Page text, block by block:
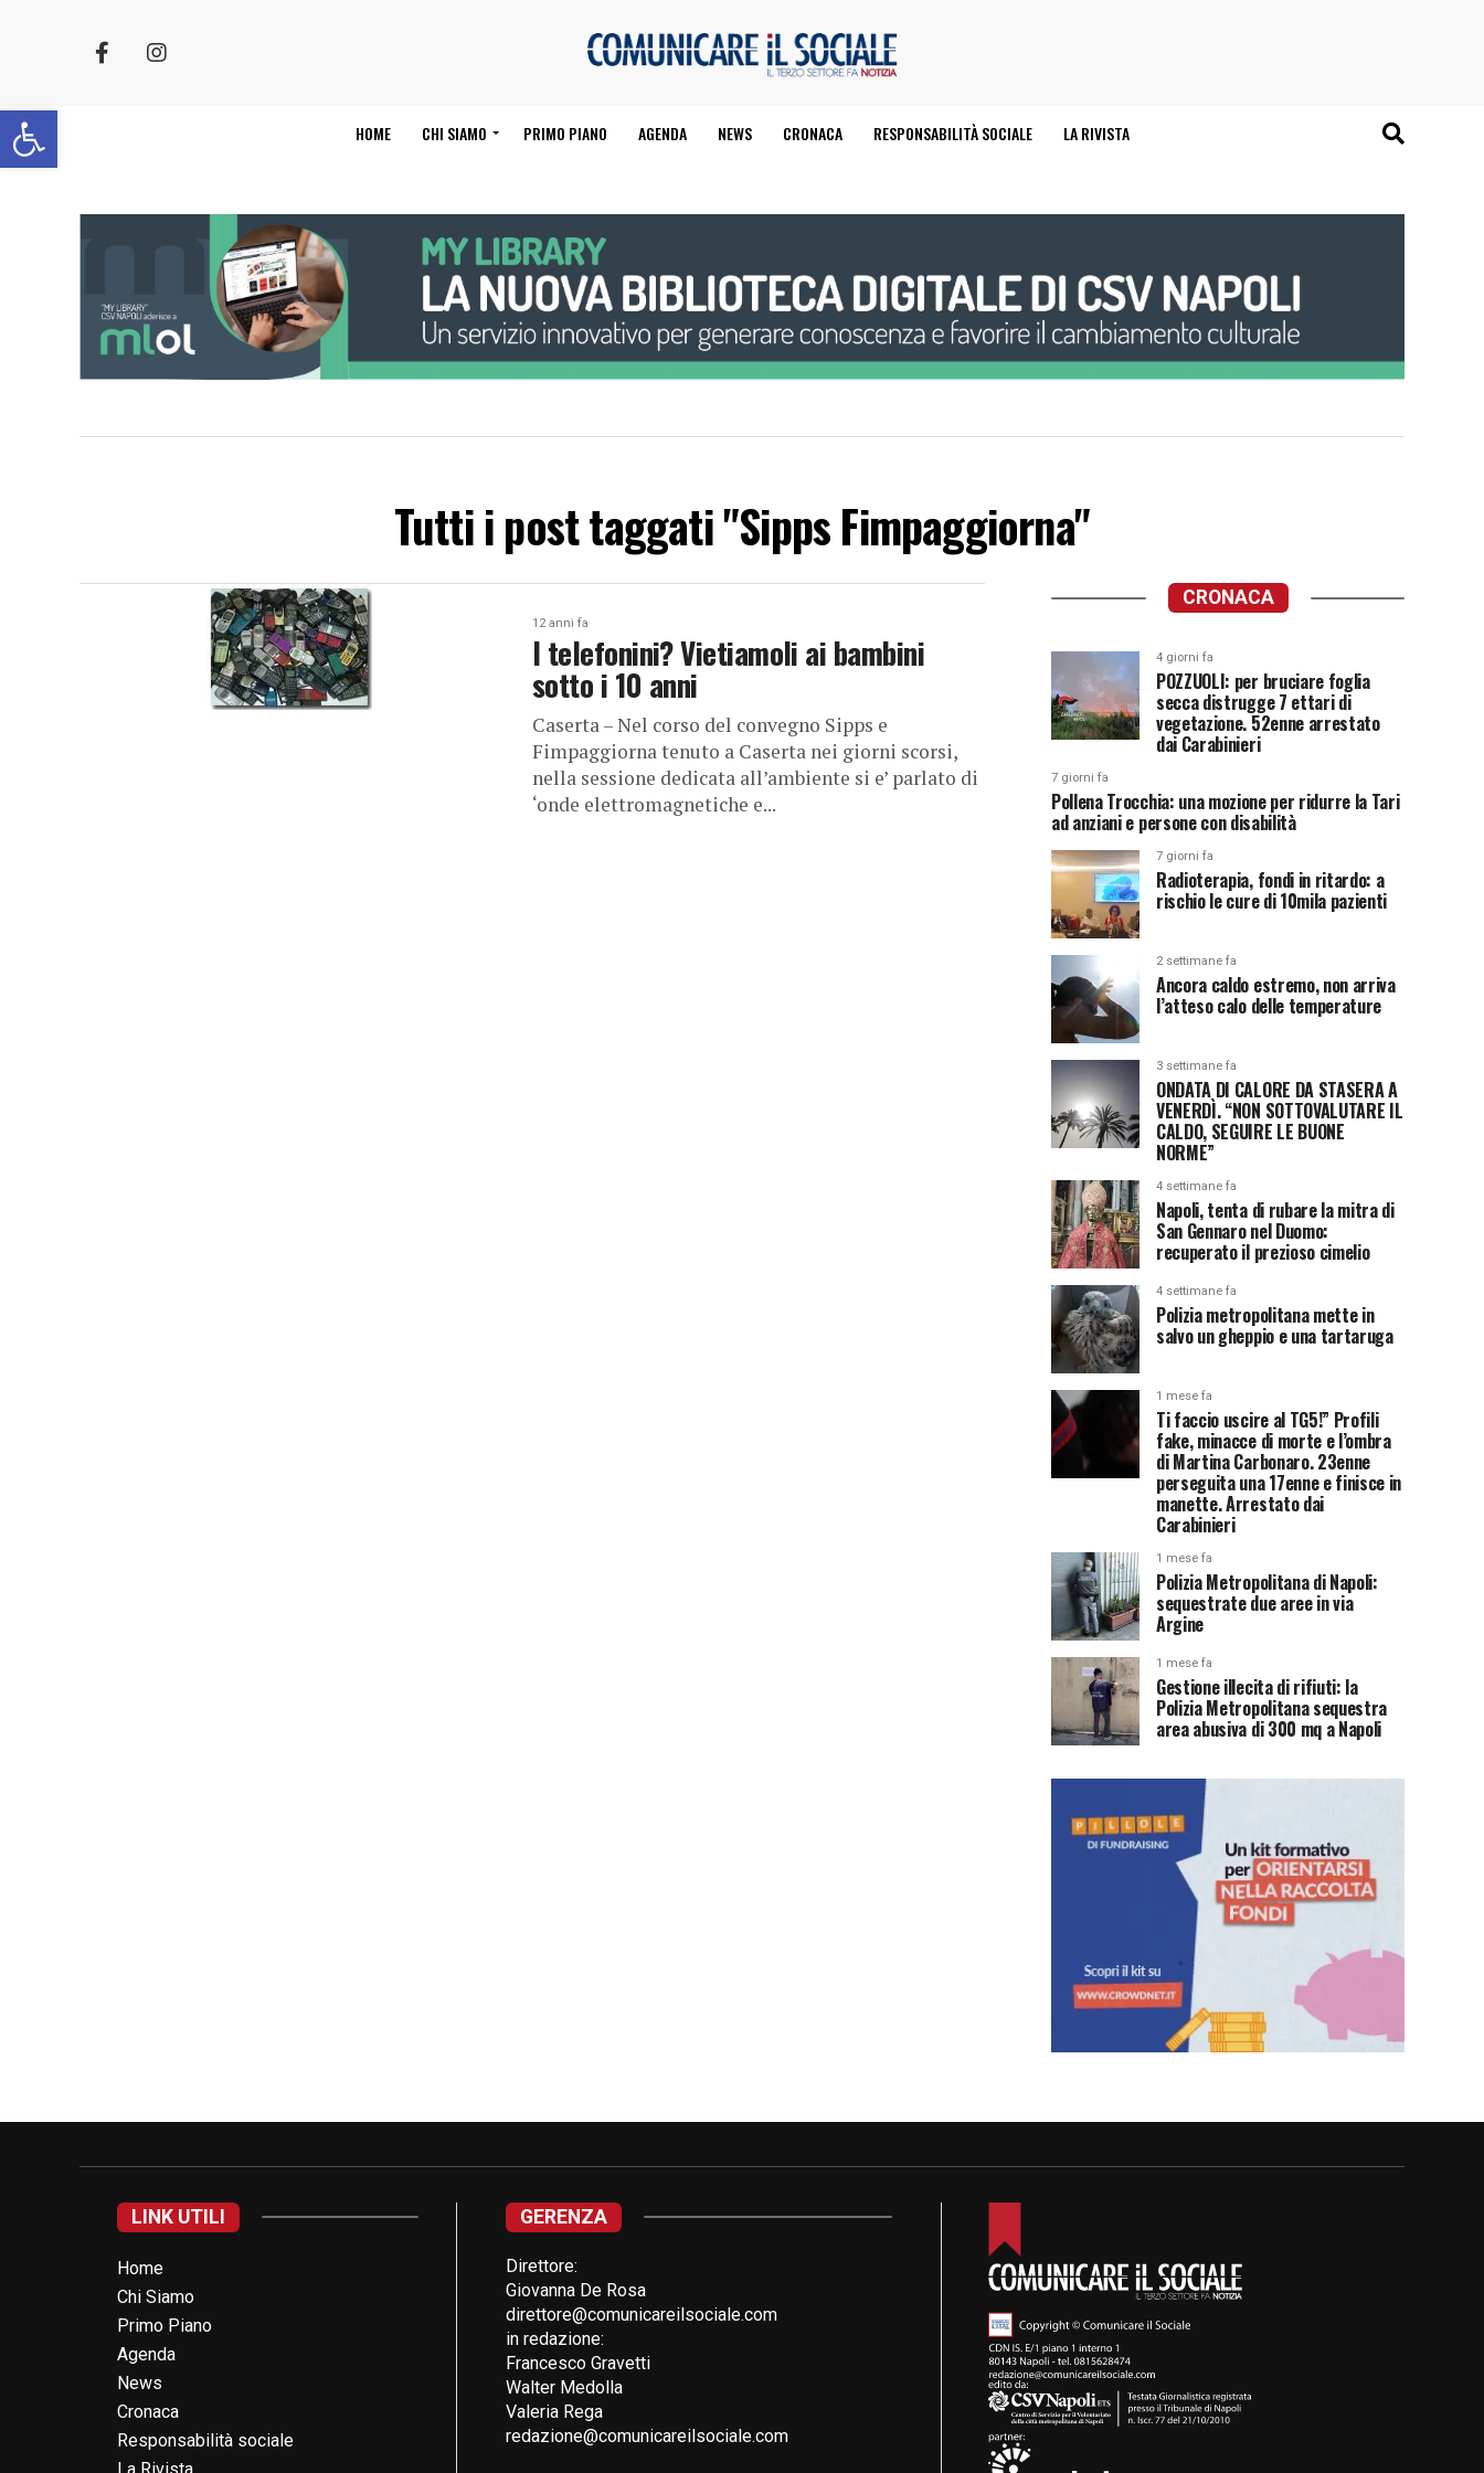
Apri la barra degli strumenti HOME CHI SIAMO PRIMO PIANO AGENDA NEWS CRONACA RESPONSABILITÀ SOCIALE LA RIVISTA
Tutti i post taggati "Sipps Fimpaggiorna"
12 anni fa
I telefonini? Vietiamoli ai bambini
sotto i 10 anni
Caserta – Nel corso del convegno Sipps e
Fimpaggiorna tenuto a Caserta nei giorni scorsi,
nella sessione dedicata all’ambiente si e’ parlato di
‘onde elettromagnetiche e...
CRONACA
4 giorni fa
POZZUOLI: per bruciare foglia
secca distrugge 7 ettari di
vegetazione. 52enne arrestato
dai Carabinieri
7 giorni fa
Pollena Trocchia: una mozione per ridurre la Tari
ad anziani e persone con disabilità
7 giorni fa
Radioterapia, fondi in ritardo: a
rischio le cure di 10mila pazienti
2 settimane fa
Ancora caldo estremo, non arriva
l’atteso calo delle temperature
3 settimane fa
ONDATA DI CALORE DA STASERA A
VENERDÌ. “NON SOTTOVALUTARE IL
CALDO, SEGUIRE LE BUONE
NORME”
4 settimane fa
Napoli, tenta di rubare la mitra di
San Gennaro nel Duomo:
recuperato il prezioso cimelio
4 settimane fa
Polizia metropolitana mette in
salvo un gheppio e una tartaruga
1 mese fa
Ti faccio uscire al TG5!” Profili
fake, minacce di morte e l’ombra
di Martina Carbonaro. 23enne
perseguita una 17enne e finisce in
manette. Arrestato dai
Carabinieri
1 mese fa
Polizia Metropolitana di Napoli:
sequestrate due aree in via
Argine
1 mese fa
Gestione illecita di rifiuti: la
Polizia Metropolitana sequestra
area abusiva di 300 mq a Napoli
LINK UTILI
Home
Chi Siamo
Primo Piano
Agenda
News
Cronaca
Responsabilità sociale
GERENZA
Direttore:
Giovanna De Rosa
direttore@comunicareilsociale.com
in redazione:
Francesco Gravetti
Walter Medolla
Valeria Rega
redazione@comunicareilsociale.com